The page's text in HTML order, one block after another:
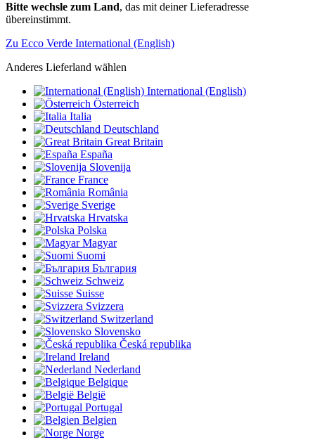
Bitte wechsle zum Land, das mit deiner Lieferadresse
übereinstimmt.
Zu Ecco Verde International (English)
Anderes Lieferland wählen
International (English)
Österreich
Italia
Deutschland
Great Britain
España
Slovenija
France
România
Sverige
Hrvatska
Polska
Magyar
Suomi
България
Schweiz
Suisse
Svizzera
Switzerland
Slovensko
Česká republika
Ireland
Nederland
Belgique
België
Portugal
Belgien
Norge